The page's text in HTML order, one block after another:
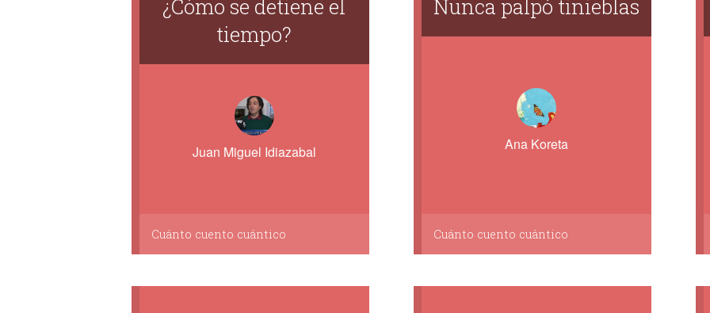
¿Cómo se detiene el
tiempo?
Juan Miguel Idiazabal
Cuánto cuento cuántico
Nunca palpó tinieblas
Ana Koreta
Cuánto cuento cuántico